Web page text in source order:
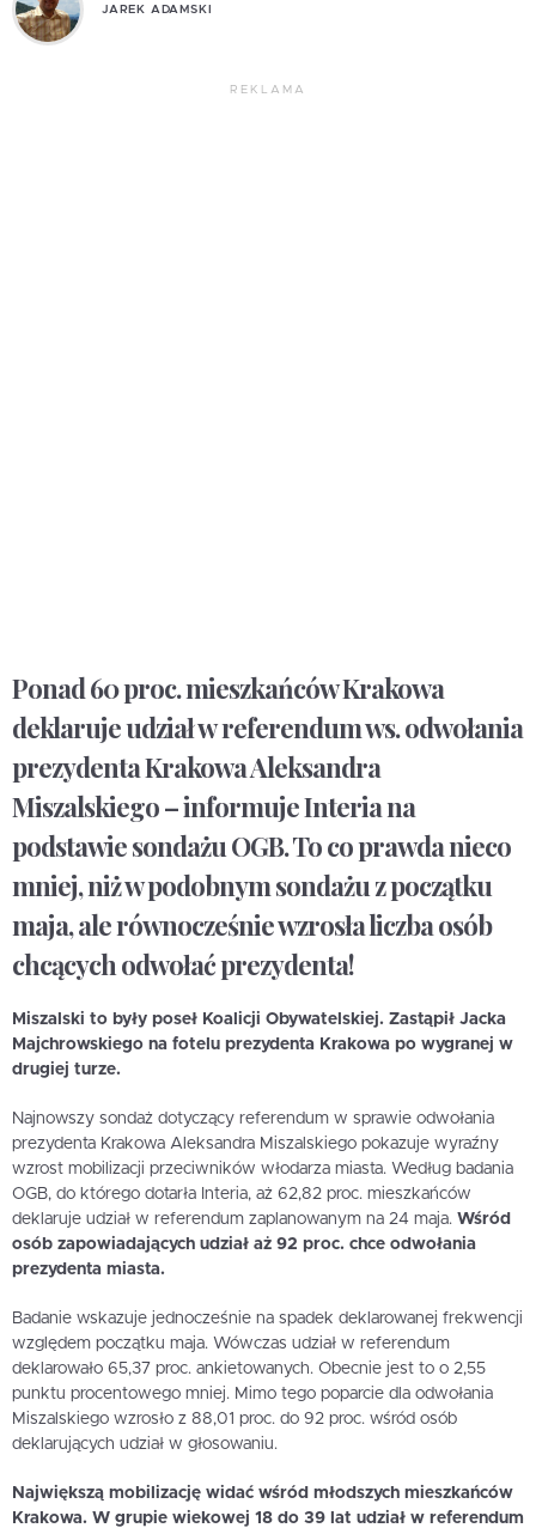
JAREK ADAMSKI
REKLAMA
Ponad 60 proc. mieszkańców Krakowa
deklaruje udział w referendum ws. odwołania
prezydenta Krakowa Aleksandra
Miszalskiego – informuje Interia na
podstawie sondażu OGB. To co prawda nieco
mniej, niż w podobnym sondażu z początku
maja, ale równocześnie wzrosła liczba osób
chcących odwołać prezydenta!
Miszalski to były poseł Koalicji Obywatelskiej. Zastąpił Jacka
Majchrowskiego na fotelu prezydenta Krakowa po wygranej w
drugiej turze.
Najnowszy sondaż dotyczący referendum w sprawie odwołania
prezydenta Krakowa Aleksandra Miszalskiego pokazuje wyraźny
wzrost mobilizacji przeciwników włodarza miasta. Według badania
OGB, do którego dotarła Interia, aż 62,82 proc. mieszkańców
deklaruje udział w referendum zaplanowanym na 24 maja. Wśród
osób zapowiadających udział aż 92 proc. chce odwołania
prezydenta miasta.
Badanie wskazuje jednocześnie na spadek deklarowanej frekwencji
względem początku maja. Wówczas udział w referendum
deklarowało 65,37 proc. ankietowanych. Obecnie jest to o 2,55
punktu procentowego mniej. Mimo tego poparcie dla odwołania
Miszalskiego wzrosło z 88,01 proc. do 92 proc. wśród osób
deklarujących udział w głosowaniu.
Największą mobilizację widać wśród młodszych mieszkańców
Krakowa. W grupie wiekowej 18 do 39 lat udział w referendum